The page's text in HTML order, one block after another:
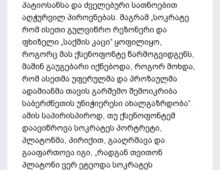
პატიოსანსა და ძველებური სათნოებით
აღჭურვილ პიროვნებას. მაგრამ „სოკრატე
რომ ისეთი გულვიწრო რეზონერი და
ფხიზელი „საქმის კაცი“ ყოფილიყო,
როგორც მას ქსენოფონტე წარმოგვიდგენს,
მაშინ გაუგებარი იქნებოდა, როგორ მოხდა,
რომ ასეთმა უფერულმა და პროზაულმა
ადამიანმა თავის გარშემო შემოიკრიბა
საბერძნეთის უნიჭიერესი ახალგაზრდობა“.
ამის საპირისპიროდ, თუ ქსენოფონტემ
დაავიწროვა სოკრატეს პორტრეტი,
პლატონმა, პირიქით, გააღრმავა და
გააფართოვა იგი, „რადგან თვითონ
პლატონი ვერ ეტეოდა სოკრატეს